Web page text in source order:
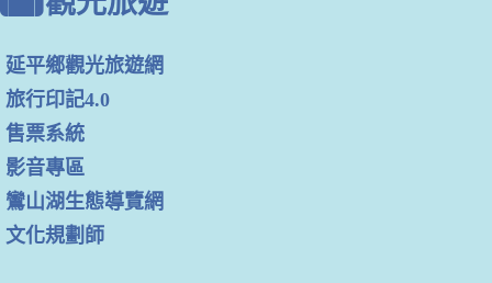
延平鄉觀光旅遊網
旅行印記4.0
售票系統
影音專區
鸞山湖生態導覽網
文化規劃師